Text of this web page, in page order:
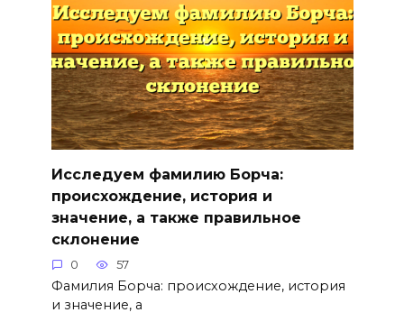
Исследуем фамилию Борча:
происхождение, история и
значение, а также правильное
склонение
0 57
Фамилия Борча: происхождение, история
и значение, а